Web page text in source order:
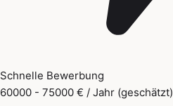
Schnelle Bewerbung
60000 - 75000 € / Jahr (geschätzt)